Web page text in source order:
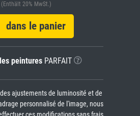
(Enthält 20% MwSt.)
le panier
peinturesPARFAIT
ajustements de luminosité et de
personnalisé de l'image, nous